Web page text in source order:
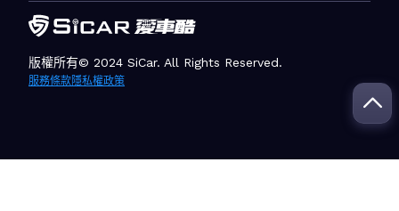
版權所有© 2024 SiCar. All Rights Reserved.
服務條款隱私權政策